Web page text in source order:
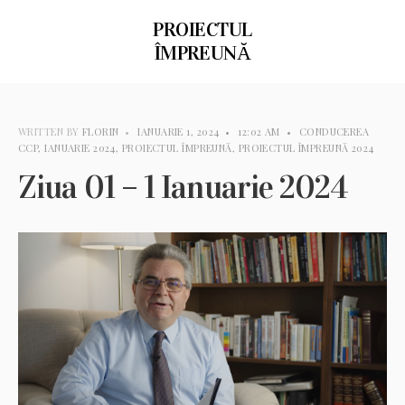
PROIECTUL
ÎMPREUNĂ
WRITTEN BY FLORIN • IANUARIE 1, 2024 • 12:02 AM •
CONDUCEREA
CCP,IANUARIE 2024, PROIECTUL ÎMPREUNĂ, PROIECTUL ÎMPREUNĂ 2024
Ziua 01 – 1 Ianuarie 2024